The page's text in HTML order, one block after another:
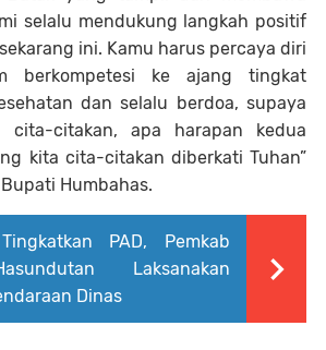
selalu mendukung langkah positif
ini. Kamu harus percaya diri
berkompetesi ke ajang tingkat
dan selalu berdoa, supaya
citakan, apa harapan kedua
kita cita-citakan diberkati Tuhan”
Humbahas.
Tingkatkan PAD, Pemkab
Laksanakan
Dinas